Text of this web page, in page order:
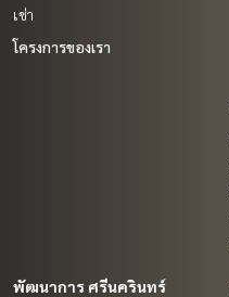
เช่า
โครงการของเรา
พัฒนาการ ศรีนครินทร์